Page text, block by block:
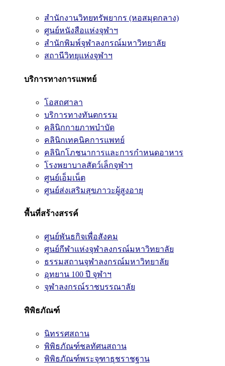
สำนักงานวิทยทรัพยากร (หอสมุดกลาง)
ศูนย์หนังสือแห่งจุฬาฯ
สำนักพิมพ์จุฬาลงกรณ์มหาวิทยาลัย
สถานีวิทยุแห่งจุฬาฯ
บริการทางการแพทย์
โอสถศาลา
บริการทางทันตกรรม
คลินิกกายภาพบำบัด
คลินิกเทคนิคการแพทย์
คลินิกโภชนาการและการกำหนดอาหาร
โรงพยาบาลสัตว์เล็กจุฬาฯ
ศูนย์เอ็มเน็ต
ศูนย์ส่งเสริมสุขภาวะผู้สูงอายุ
พื้นที่สร้างสรรค์
ศูนย์พันธกิจเพื่อสังคม
ศูนย์กีฬาแห่งจุฬาลงกรณ์มหาวิทยาลัย
ธรรมสถานจุฬาลงกรณ์มหาวิทยาลัย
อุทยาน 100 ปี จุฬาฯ
จุฬาลงกรณ์ราชบรรณาลัย
พิพิธภัณฑ์
นิทรรศสถาน
พิพิธภัณฑ์ชลทัศนสถาน
พิพิธภัณฑ์พระจุฑาธุชราชฐาน